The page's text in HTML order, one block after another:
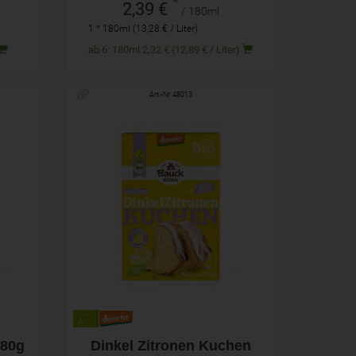
2,39 € / 180ml
1 * 180ml (13,28 € / Liter)
ab 6: 180ml 2,32 € (12,89 € / Liter)
Art.-Nr. 48013
Dinkel Zitronen Kuchen
485g
4,29€